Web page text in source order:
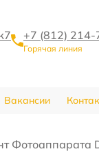
+7 (812)
Горячая линия
Вакансии
Фотоаппарата